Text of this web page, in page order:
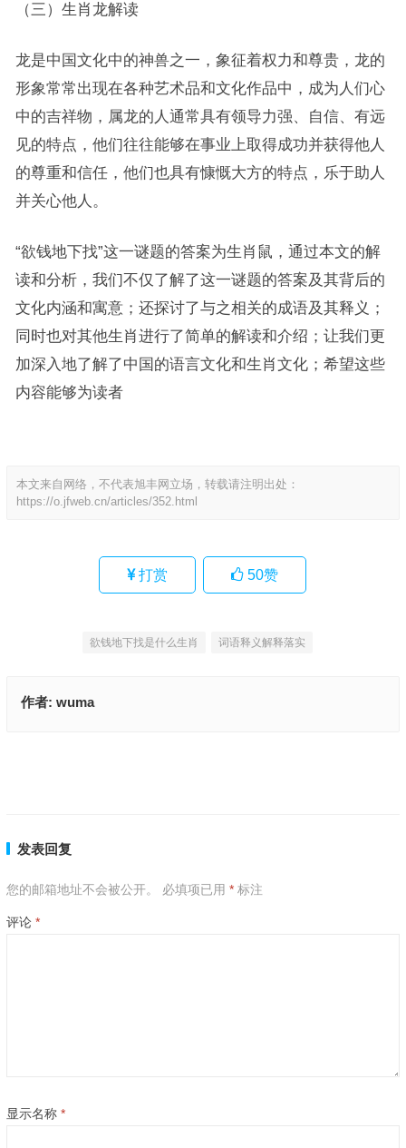
（三）生肖龙解读
龙是中国文化中的神兽之一，象征着权力和尊贵，龙的
形象常常出现在各种艺术品和文化作品中，成为人们心
中的吉祥物，属龙的人通常具有领导力强、自信、有远
见的特点，他们往往能够在事业上取得成功并获得他人
的尊重和信任，他们也具有慷慨大方的特点，乐于助人
并关心他人。
“欲钱地下找”这一谜题的答案为生肖鼠，通过本文的解
读和分析，我们不仅了解了这一谜题的答案及其背后的
文化内涵和寓意；还探讨了与之相关的成语及其释义；
同时也对其他生肖进行了简单的解读和介绍；让我们更
加深入地了解了中国的语言文化和生肖文化；希望这些
内容能够为读者
本文来自网络，不代表旭丰网立场，转载请注明出处：
https://o.jfweb.cn/articles/352.html
打赏 50赞
欲钱地下找是什么生肖 词语释义解释落实
作者: wuma
发表回复
您的邮箱地址不会被公开。 必填项已用 *标注
评论 *
显示名称 *